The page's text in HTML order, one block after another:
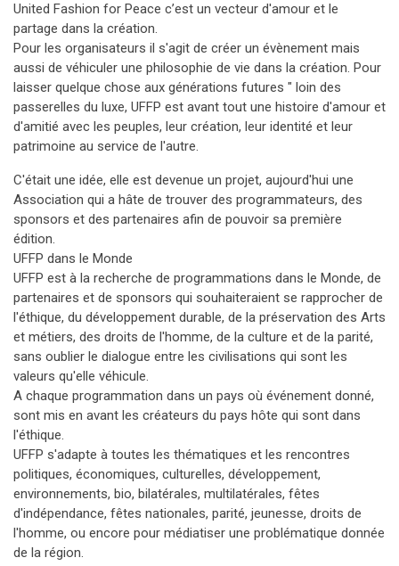
United Fashion for Peace c’est un vecteur d'amour et le
partage dans la création.
Pour les organisateurs il s'agit de créer un évènement mais
aussi de véhiculer une philosophie de vie dans la création. Pour
laisser quelque chose aux générations futures " loin des
passerelles du luxe, UFFP est avant tout une histoire d'amour et
d'amitié avec les peuples, leur création, leur identité et leur
patrimoine au service de l'autre.
C'était une idée, elle est devenue un projet, aujourd'hui une
Association qui a hâte de trouver des programmateurs, des
sponsors et des partenaires afin de pouvoir sa première
édition.
UFFP dans le Monde
UFFP est à la recherche de programmations dans le Monde, de
partenaires et de sponsors qui souhaiteraient se rapprocher de
l'éthique, du développement durable, de la préservation des Arts
et métiers, des droits de l'homme, de la culture et de la parité,
sans oublier le dialogue entre les civilisations qui sont les
valeurs qu'elle véhicule.
A chaque programmation dans un pays où événement donné,
sont mis en avant les créateurs du pays hôte qui sont dans
l'éthique.
UFFP s'adapte à toutes les thématiques et les rencontres
politiques, économiques, culturelles, développement,
environnements, bio, bilatérales, multilatérales, fêtes
d'indépendance, fêtes nationales, parité, jeunesse, droits de
l'homme, ou encore pour médiatiser une problématique donnée
de la région.